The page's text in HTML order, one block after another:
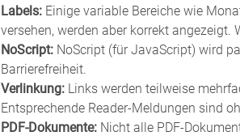
Labels: Einige variable Bereiche wie
versehen, werden aber korrekt angezeigt.
NoScript: NoScript (für JavaScript) wird
Barrierefreiheit.
Verlinkung: Links werden teilweise
Entsprechende Reader-Meldungen sind
PDF-Dokumente: Nicht alle PDF-